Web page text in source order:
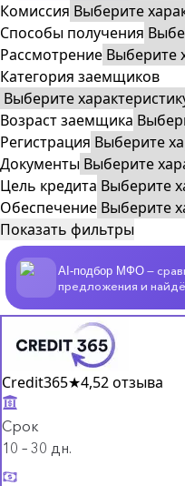
Комиссия
Способы получения
Рассмотрение
Категория заемщиков
Возраст заемщика
Регистрация
Документы
Цель кредита
Обеспечение
Показать фильтры
AI-подбор МФО —
предложения и
Credit365★4,52 отзыва
Срок
10 – 30 дн.